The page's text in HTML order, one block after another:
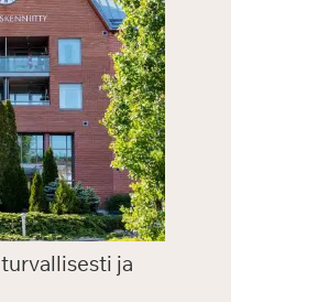
ja